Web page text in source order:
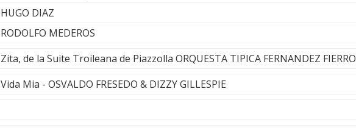
HUGO DIAZ
RODOLFO MEDEROS
Zita, de la Suite Troileana de Piazzolla ORQUESTA TIPICA FERNANDEZ FIERRO
Vida Mia - OSVALDO FRESEDO & DIZZY GILLESPIE